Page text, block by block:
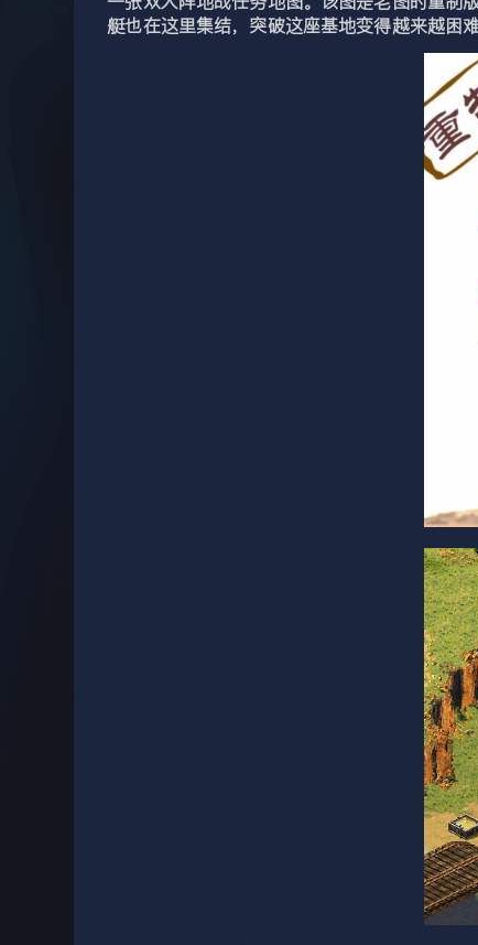
艇也在这里集结，突破这座基地变得越来越